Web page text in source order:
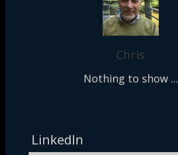
Chris
Nothing to show ...
LinkedIn